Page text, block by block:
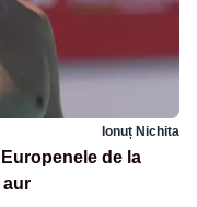
Ionuț Nichita
de la
aur